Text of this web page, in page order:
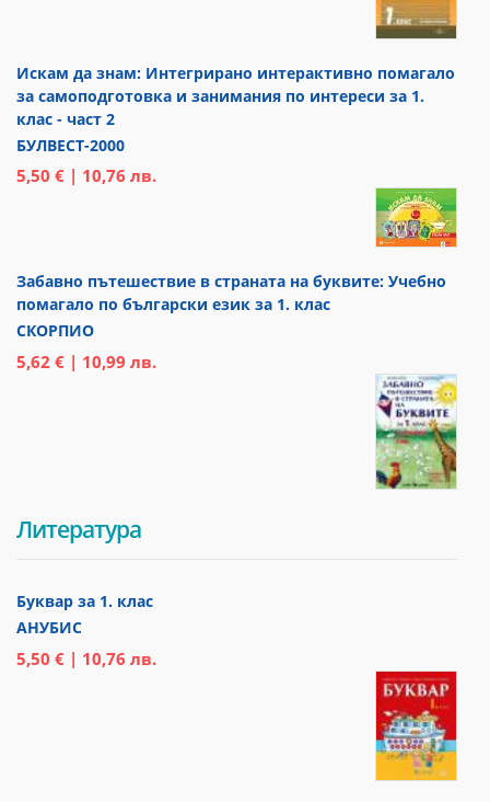
Искам да знам: Интегрирано интерактивно помагало
за самоподготовка и занимания по интереси за 1.
клас - част 2
БУЛВЕСТ-2000
5,50 € | 10,76 лв.
Забавно пътешествие в страната на буквите: Учебно
помагало по български език за 1. клас
СКОРПИО
5,62 € | 10,99 лв.
Литература
Буквар за 1. клас
АНУБИС
5,50 € | 10,76 лв.